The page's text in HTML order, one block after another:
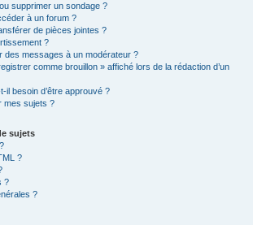
supprimer un sondage ?
à un forum ?
de pièces jointes ?
?
des messages à un modérateur ?
comme brouillon » affiché lors de la rédaction d’un
il besoin d’être approuvé ?
mes sujets ?
sujets
?
?
?